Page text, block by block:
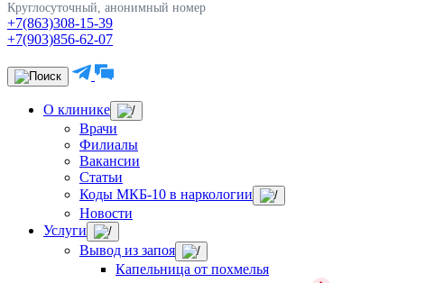
Круглосуточный, анонимный номер
+7(863)308-15-39
+7(903)856-62-07
О клинике
Врачи
Филиалы
Вакансии
Статьи
Коды МКБ-10 в наркологии
Новости
Услуги
Вывод из запоя
Капельница от похмелья